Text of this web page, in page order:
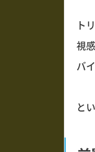
ト
視
バ
と